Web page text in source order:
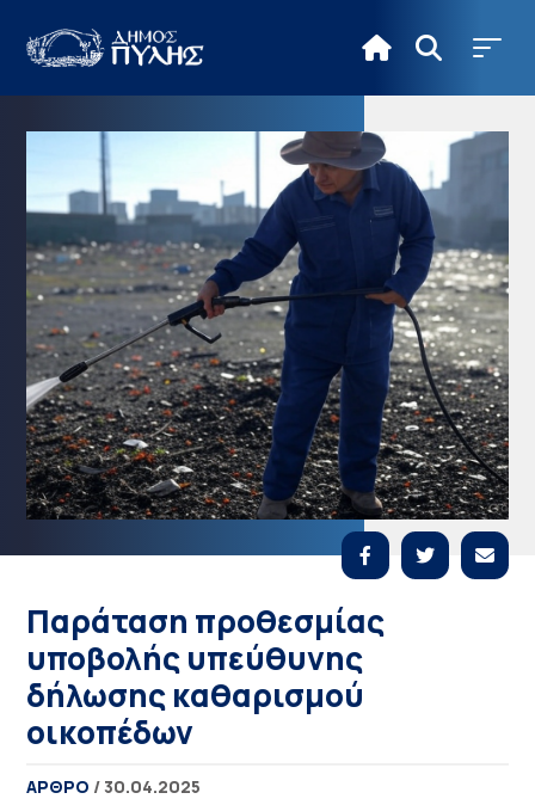
Παράταση προθεσμίας
υποβολής υπεύθυνης
δήλωσης καθαρισμού
οικοπέδων
ΑΡΘΡΟ / 30.04.2025